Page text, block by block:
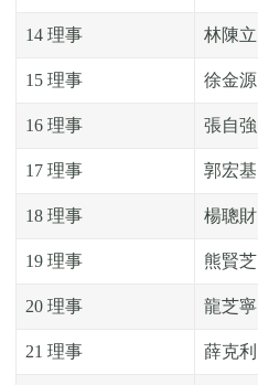
14 理事 林陳立
15 理事 徐金源
16 理事 張自強
17 理事 郭宏基
18 理事 楊聰財
19 理事 熊賢芝
20 理事 龍芝寧
21 理事 薛克利